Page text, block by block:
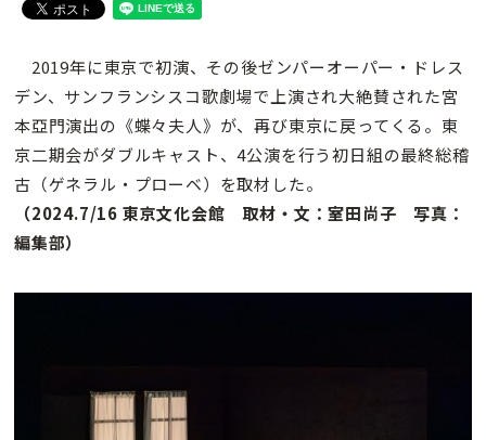
2019年に東京で初演、その後ゼンパーオーパー・ドレス
デン、サンフランシスコ歌劇場で上演され大絶賛された宮
本亞門演出の《蝶々夫人》が、再び東京に戻ってくる。東
京二期会がダブルキャスト、4公演を行う初日組の最終総稽
古（ゲネラル・プローベ）を取材した。
（2024.7/16 東京文化会館 取材・文：室田尚子 写真：
編集部）